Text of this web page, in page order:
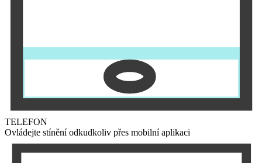
TELEFON
Ovládejte stínění odkudkoliv přes mobilní aplikaci